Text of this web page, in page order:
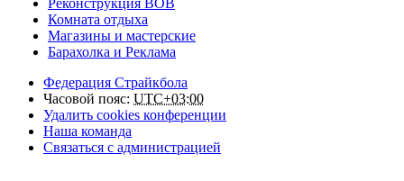
Комната отдыха
Магазины и мастерские
Барахолка и Реклама
Федерация Страйкбола
Часовой пояс: UTC+03:00
Удалить cookies конференции
Наша команда
Связаться с администрацией